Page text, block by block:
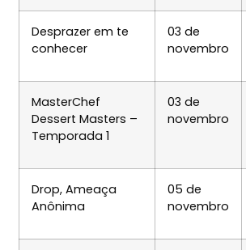
Desprazer em te
conhecer
03 de
novembro
MasterChef
Dessert Masters –
Temporada 1
03 de
novembro
Drop, Ameaça
Anônima
05 de
novembro